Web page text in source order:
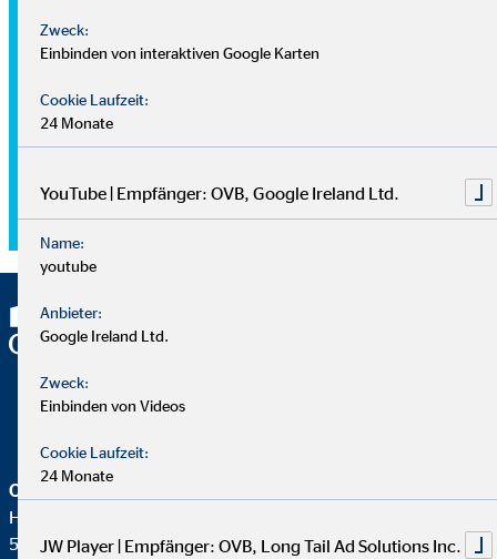
gleichen Karrieremöglichkeiten. Der Karriereplan ist etwas,
das für jeden konsistente Regeln vorgibt. So weiß man
immer, welcher Schritt als nächstes zu gehen ist. „Es reicht
eben nicht nur aus, ein Ziel zu haben, sondern man muss
auch wissen, welche Steps auf dem Weg dorthin notwendig
sind. Hat man dann auch noch einen guten Chef als Stütze an
seiner Seite, steht einer vielversprechenden Karriere nichts
OVB Holding AG
Heumarkt 1
50667 Köln
Zweck:
Einbinden von interaktiven Google Karten
Cookie Laufzeit:
24 Monate
YouTube | Empfänger: OVB, Google Ireland Ltd.
Name:
youtube
Anbieter:
Google Ireland Ltd.
Zweck:
Einbinden von Videos
Cookie Laufzeit:
24 Monate
JW Player | Empfänger: OVB, Long Tail Ad Solutions Inc.